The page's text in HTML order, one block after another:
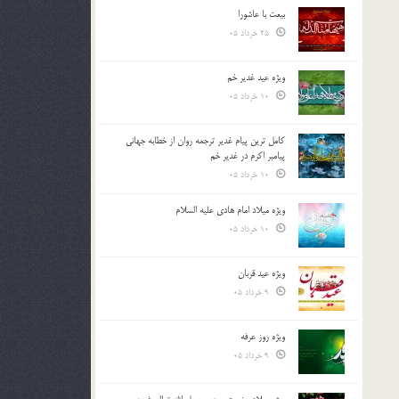
بیعت با عاشورا
ویژه عید غدیر خم
کامل ترین پیام غدیر ترجمه روان از خطابه جهانی
پیامبر اکرم در غدیر خم
ویژه میلاد امام هادی علیه السلام
ویژه عید قربان
ویژه روز عرفه